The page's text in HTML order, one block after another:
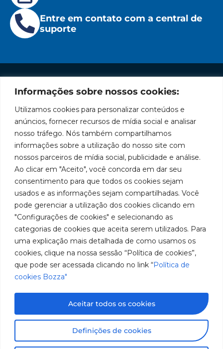
Informações sobre nossos cookies:
Utilizamos cookies para personalizar conteúdos e
anúncios, fornecer recursos de mídia social e analisar
nosso tráfego. Nós também compartilhamos
informações sobre a utilização do nosso site com
nossos parceiros de mídia social, publicidade e análise.
Ao clicar em "Aceito", você concorda em dar seu
consentimento para que todos os cookies sejam
usados e as informações sejam compartilhadas. Você
pode gerenciar a utilização dos cookies clicando em
"Configurações de cookies" e selecionando as
categorias de cookies que aceita serem utilizados. Para
uma explicação mais detalhada de como usamos os
cookies, clique na nossa sessão “Política de cookies”,
que pode ser acessada clicando no link “Política de
cookies Bozza"
Definições de cookies
Aceitar todos os cookies
Entre em contato com a central de
suporte
Marca
líder
em
fabricação
de
equipamentos
para
lubrificação
e
abastecimento
da
América
Políticas
Privacidade
Políticas
de
Cookies
Institucional
A Bozza
Produtos
Soluções
Assistências
Técnicas
Seja um
representante
Trabalhe
Conosco
Localização
Rua
Tiradentes,
931 – Anexo
Franchini,
50/96
Bairro: Santa
Terezinha
São Bernardo
do Campo –
SP
Fale
Conosco
SAC: 0800
019 5050
Redes
Facebook
LinkedIn
Instagram
Imagens meramente ilustrativas. Informações sujeitas a
alterações sem aviso prévio. Todos os direitos são